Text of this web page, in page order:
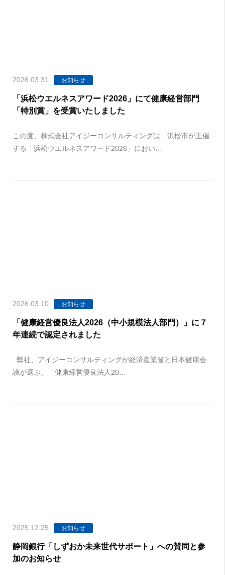
2026.03.31 お知らせ
「浜松ウエルネスアワード2026」にて健康経営部門
「特別賞」を受賞いたしました
この度、株式会社アイジーコンサルティングは、浜松市が主催
する「浜松ウエルネスアワード2026」におい…
2026.03.10 お知らせ
「健康経営優良法人2026（中小規模法人部門）」に７
年連続で認定されました
弊社、アイジーコンサルティングが経済産業省と日本健康会
議が選ぶ、「健康経営優良法人20…
2025.12.25 お知らせ
静岡銀行「しずおか未来世代サポート」への賛同と参
加のお知らせ